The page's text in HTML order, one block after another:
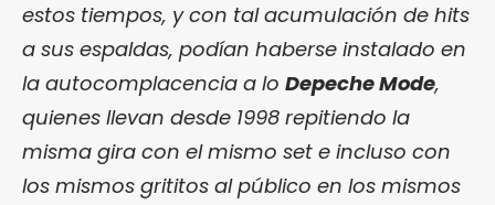
estos tiempos, y con tal acumulación de hits
a sus espaldas, podían haberse instalado en
la autocomplacencia a lo Depeche Mode,
quienes llevan desde 1998 repitiendo la
misma gira con el mismo set e incluso con
los mismos grititos al público en los mismos